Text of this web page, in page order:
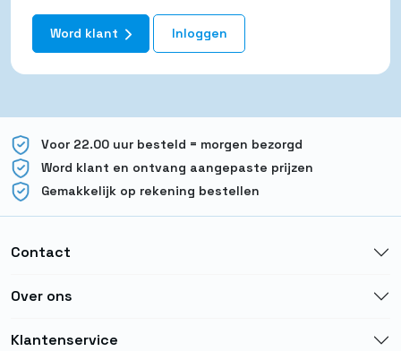
Word klant Inloggen
Voor 22.00 uur besteld = morgen bezorgd
Word klant en ontvang aangepaste prijzen
Gemakkelijk op rekening bestellen
Contact
Over ons
Klantenservice